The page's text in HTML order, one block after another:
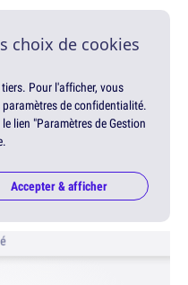
choix de cookies
Pour l'afficher, vous
de confidentialité.
lien "Paramètres de Gestion
Accepter & afficher